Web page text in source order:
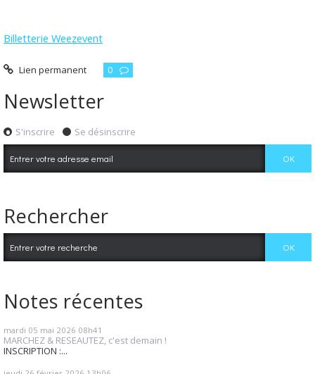
Billetterie Weezevent
Lien permanent 0
Newsletter
S'inscrire Se désinscrire
Rechercher
Notes récentes
mardi 05 mai 2026 08h41
MARCHEZ & RESEAUTEZ, c'est demain !
INSCRIPTION :...